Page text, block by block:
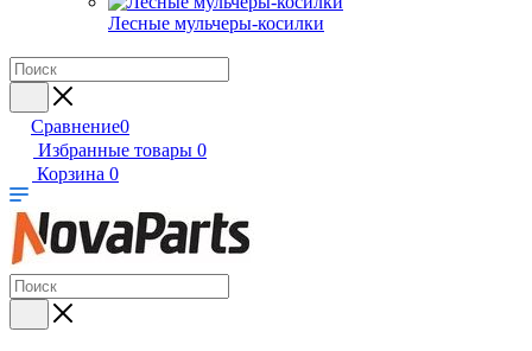
Лесные мульчеры-косилки
Сравнение0
Избранные товары 0
Корзина 0